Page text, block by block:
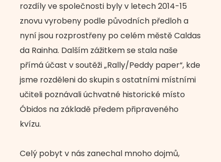
rozdíly ve společnosti byly v letech 2014-15
znovu vyrobeny podle původních předloh a
nyní jsou rozprostřeny po celém městě Caldas
da Rainha. Dalším zážitkem se stala naše
přímá účast v soutěži „Rally/Peddy paper“, kde
jsme rozděleni do skupin s ostatními místními
učiteli poznávali úchvatné historické místo
Óbidos na základě předem připraveného
kvízu.
Celý pobyt v nás zanechal mnoho dojmů,